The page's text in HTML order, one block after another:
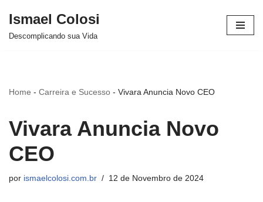
Avançar
Ismael Colosi
Descomplicando sua Vida
Home - Carreira e Sucesso - Vivara Anuncia Novo CEO
Vivara Anuncia Novo
CEO
por ismaelcolosi.com.br 12 de Novembro de 2024